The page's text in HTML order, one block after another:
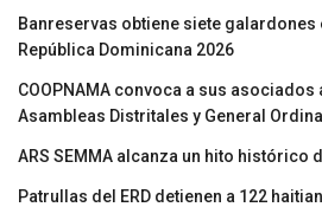
Banreservas obtiene siete galardones
República Dominicana 2026
COOPNAMA convoca a sus
Asambleas Distritales y General
ARS SEMMA alcanza un hito histórico
Patrullas del ERD detienen a 122